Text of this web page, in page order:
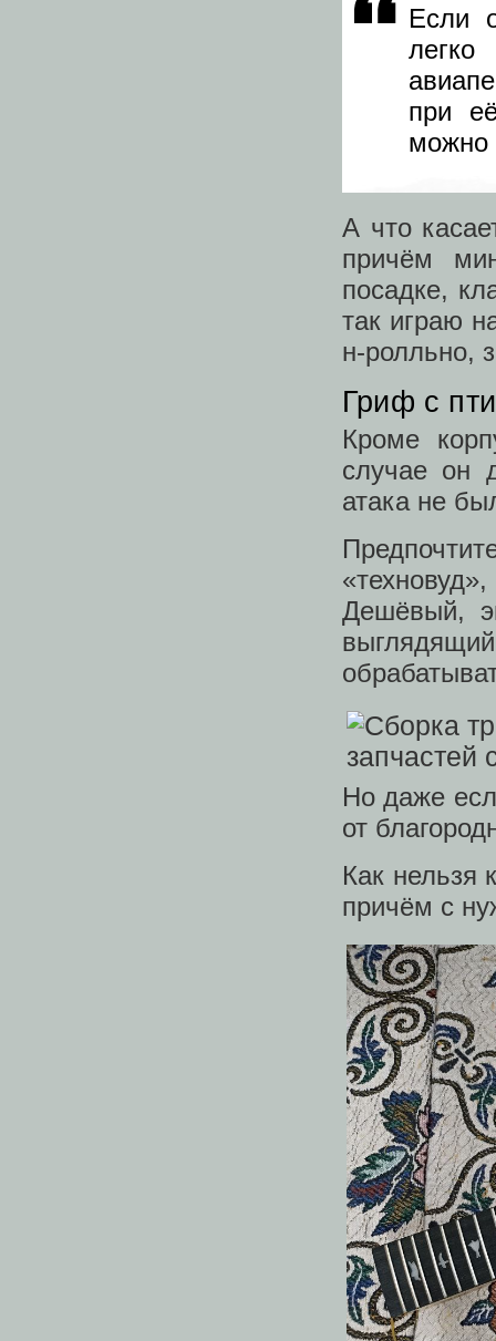
Если
при
можно
А что
причём
посадке,
так играю
н-ролльно,
Гриф с
Кроме
случае он
атака не
Дешёвый,
Но даже
от
Как нельзя
причём с